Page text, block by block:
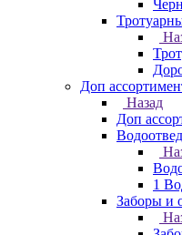
Доп
Назад
Доп
1
Заборы и